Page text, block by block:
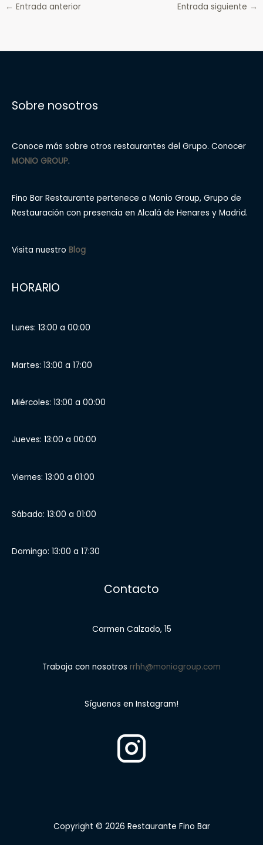
← Entrada anterior Entrada siguiente →
Sobre nosotros
Conoce más sobre otros restaurantes del Grupo. Conocer
MONIO GROUP.
Fino Bar Restaurante pertenece a Monio Group, Grupo de
Restauración con presencia en Alcalá de Henares y Madrid.
Visita nuestro Blog
HORARIO
Lunes: 13:00 a 00:00
Martes: 13:00 a 17:00
Miércoles: 13:00 a 00:00
Jueves: 13:00 a 00:00
Viernes: 13:00 a 01:00
Sábado: 13:00 a 01:00
Domingo: 13:00 a 17:30
Contacto
Carmen Calzado, 15
Trabaja con nosotros rrhh@moniogroup.com
Síguenos en Instagram!
Copyright © 2026 Restaurante Fino Bar